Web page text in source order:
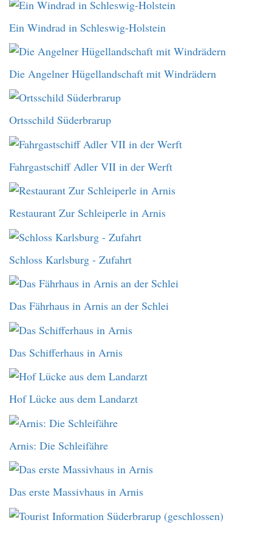
Ein Windrad in Schleswig-Holstein
Die Angelner Hügellandschaft mit Windrädern
Ortsschild Süderbrarup
Fahrgastschiff Adler VII in der Werft
Restaurant Zur Schleiperle in Arnis
Schloss Karlsburg - Zufahrt
Das Fährhaus in Arnis an der Schlei
Das Schifferhaus in Arnis
Hof Lücke aus dem Landarzt
Arnis: Die Schleifähre
Das erste Massivhaus in Arnis